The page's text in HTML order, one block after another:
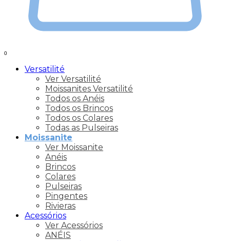
0
Versatilité
Ver Versatilité
Moissanites Versatilité
Todos os Anéis
Todos os Brincos
Todos os Colares
Todas as Pulseiras
Moissanite
Ver Moissanite
Anéis
Brincos
Colares
Pulseiras
Pingentes
Rivieras
Acessórios
Ver Acessórios
ANÉIS